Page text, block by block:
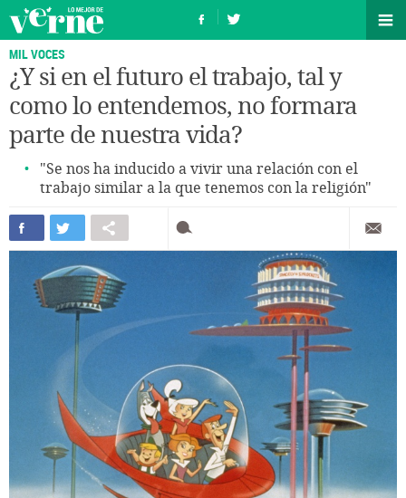
MIL VOCES
¿Y si en el futuro el trabajo, tal y
como lo entendemos, no formara
parte de nuestra vida?
"Se nos ha inducido a vivir una relación con el
trabajo similar a la que tenemos con la religión"